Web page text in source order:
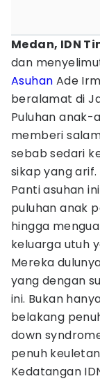
Medan, IDN
dan
Asuhan Ade
beralamat di
Puluhan anak-
memberi
sebab sedari
sikap yang arif.
Panti asuhan
puluhan anak
hingga
keluarga utuh
Mereka
yang dengan
ini. Bukan
belakang
down
penuh
Kedatangan